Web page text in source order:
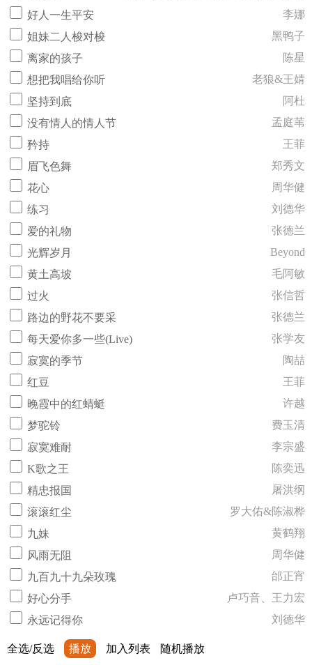
好人一生平安
李娜
姐妹二人梭对梭
黑鸭子
离家的孩子
陈星
想把我唱给你听
老狼&王婧
坚持到底
阿杜
没有情人的情人节
孟庭苇
矜持
王菲
眉飞色舞
郑秀文
花心
周华健
练习
刘德华
爱的礼物
张德兰
光辉岁月
Beyond
黄土高坡
毛阿敏
过火
张信哲
路边的野花不要采
张德兰
每天爱你多一些(Live)
张学友
寂寞的季节
陶喆
红豆
王菲
晚霞中的红蜻蜓
许越
梦驼铃
费玉清
寂寞难耐
李宗盛
K歌之王
陈奕迅
精忠报国
屠洪纲
滚滚红尘
罗大佑&陈淑桦
九妹
黄鹤翔
风雨无阻
周华健
九百九十九朵玫瑰
邰正宵
好心分手
卢巧音、王力宏
永远记得你
刘德华
全选/反选 播放 加入列表 随机播放